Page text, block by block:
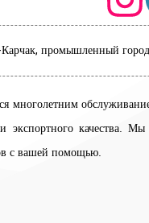
промышленный
качества.
с вашей помощью.